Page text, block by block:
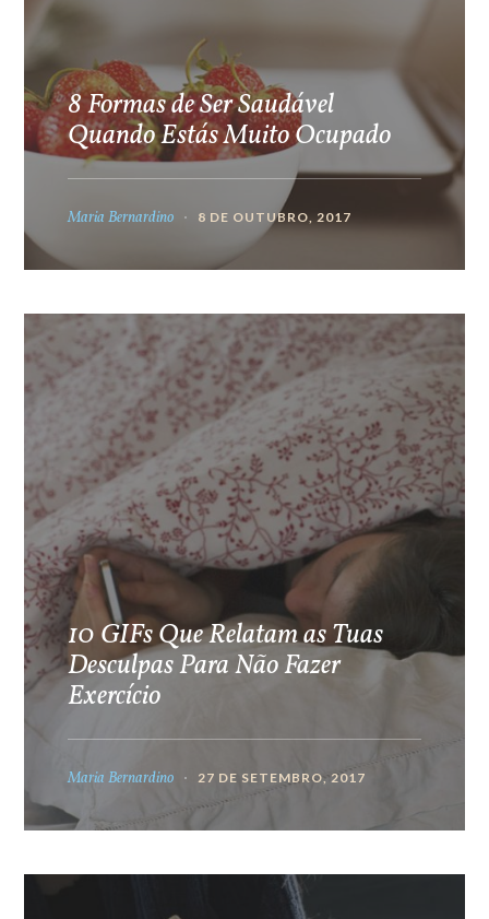
8 Formas de Ser Saudável
Quando Estás Muito Ocupado
Maria Bernardino 8 DE OUTUBRO, 2017
10 GIFs Que Relatam as Tuas
Desculpas Para Não Fazer
Exercício
Maria Bernardino 27 DE SETEMBRO, 2017